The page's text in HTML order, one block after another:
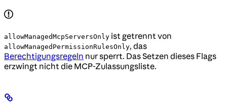
allowManagedMcpServersOnly ist getrennt von
allowManagedPermissionRulesOnly, das
Berechtigungsregeln nur sperrt. Das Setzen dieses Flags
erzwingt nicht die MCP-Zulassungsliste.